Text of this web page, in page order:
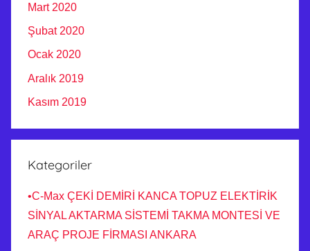
Mart 2020
Şubat 2020
Ocak 2020
Aralık 2019
Kasım 2019
Kategoriler
•C-Max ÇEKİ DEMİRİ KANCA TOPUZ ELEKTİRİK
SİNYAL AKTARMA SİSTEMİ TAKMA MONTESİ VE
ARAÇ PROJE FİRMASI ANKARA